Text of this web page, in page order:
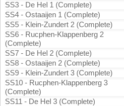
SS3 - De Hel 1 (Complete)
SS4 - Ostaaijen 1 (Complete)
SS5 - Klein-Zundert 2 (Complete)
SS6 - Rucphen-Klappenberg 2
(Complete)
SS7 - De Hel 2 (Complete)
SS8 - Ostaaijen 2 (Complete)
SS9 - Klein-Zundert 3 (Complete)
SS10 - Rucphen-Klappenberg 3
(Complete)
SS11 - De Hel 3 (Complete)